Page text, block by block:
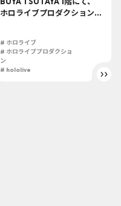
ホロライブプロダクション
# ホロライブ
# ホロライブプロダクショ
ン
# hololive